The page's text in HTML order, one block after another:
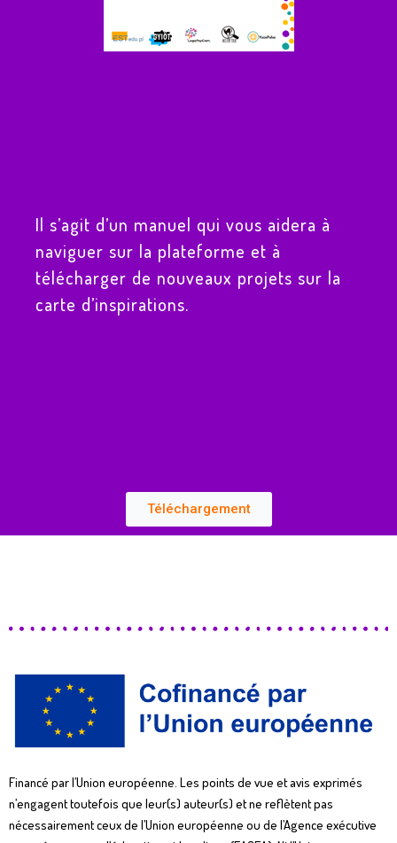
Il s’agit d’un manuel qui vous aidera à
naviguer sur la plateforme et à
télécharger de nouveaux projets sur la
carte d’inspirations.
Téléchargement
Financé par l’Union européenne. Les points de vue et avis exprimés
n’engagent toutefois que leur(s) auteur(s) et ne reflètent pas
nécessairement ceux de l’Union européenne ou de l’Agence exécutive